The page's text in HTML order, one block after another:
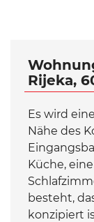
Rijeka,
Es wird
Nähe des
Küche,
besteht,
konzipiert